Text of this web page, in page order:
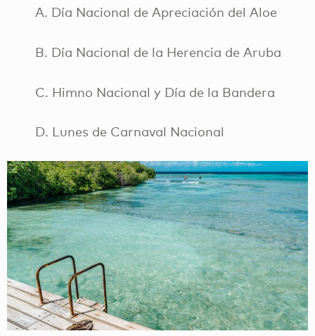
A. Día Nacional de Apreciación del Aloe
B. Día Nacional de la Herencia de Aruba
C. Himno Nacional y Día de la Bandera
D. Lunes de Carnaval Nacional